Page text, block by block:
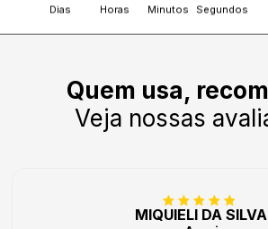
Nenhuma avaliação cadastrada para esse produto.
Quem usa,
Veja nossas
MIQUIELI DA SILVA
Dias Horas Minutos Segundos